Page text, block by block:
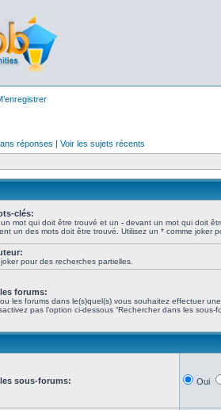
réponses | Voir les sujets récents
clés:
mot qui doit être trouvé et un - devant un mot qui doit
un des mots doit être trouvé. Utilisez un * comme joker
pour des recherches partielles.
forums:
les forums dans le(s)quel(s) vous souhaitez effectuer
pas l’option ci-dessous “Rechercher dans les sous-
sous-forums: Oui